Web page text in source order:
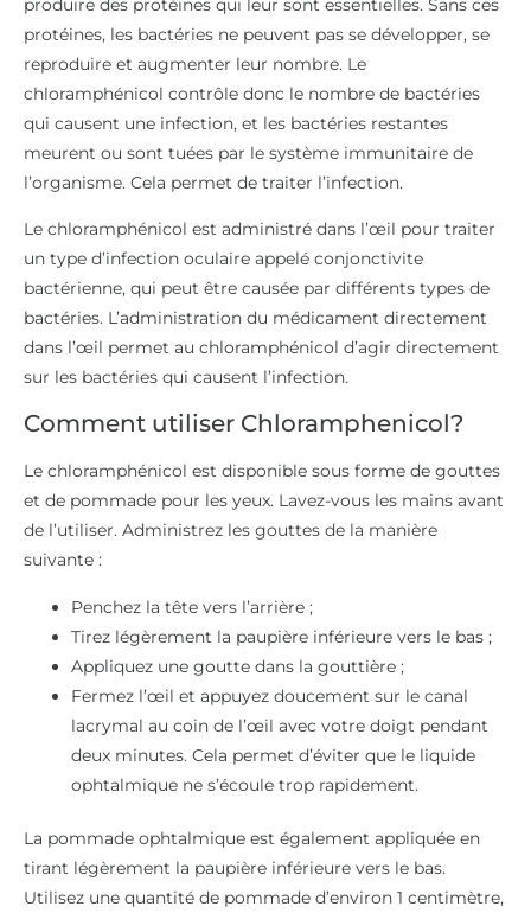
protéines, les bactéries ne peuvent pas se développer, se
reproduire et augmenter leur nombre. Le
chloramphénicol contrôle donc le nombre de bactéries
qui causent une infection, et les bactéries restantes
meurent ou sont tuées par le système immunitaire de
l’organisme. Cela permet de traiter l’infection.
Le chloramphénicol est administré dans l’œil pour traiter
un type d’infection oculaire appelé conjonctivite
bactérienne, qui peut être causée par différents types de
bactéries. L’administration du médicament directement
dans l’œil permet au chloramphénicol d’agir directement
sur les bactéries qui causent l’infection.
Comment utiliser Chloramphenicol?
Le chloramphénicol est disponible sous forme de gouttes
et de pommade pour les yeux. Lavez-vous les mains avant
de l’utiliser. Administrez les gouttes de la manière
suivante :
Penchez la tête vers l’arrière ;
Tirez légèrement la paupière inférieure vers le bas ;
Appliquez une goutte dans la gouttière ;
Fermez l’œil et appuyez doucement sur le canal
lacrymal au coin de l’œil avec votre doigt pendant
deux minutes. Cela permet d’éviter que le liquide
ophtalmique ne s’écoule trop rapidement.
La pommade ophtalmique est également appliquée en
tirant légèrement la paupière inférieure vers le bas.
Utilisez une quantité de pommade d’environ 1 centimètre,